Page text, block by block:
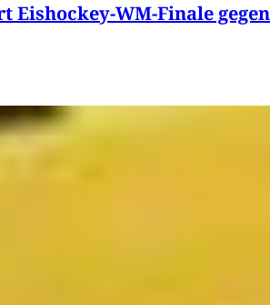
Eishockey-WM-Finale